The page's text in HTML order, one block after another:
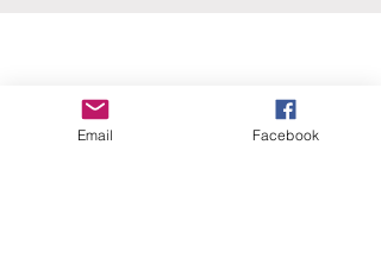
Email Facebook